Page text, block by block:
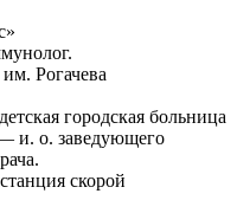
Рогачева
городская больница
и. о. заведующего
скорой